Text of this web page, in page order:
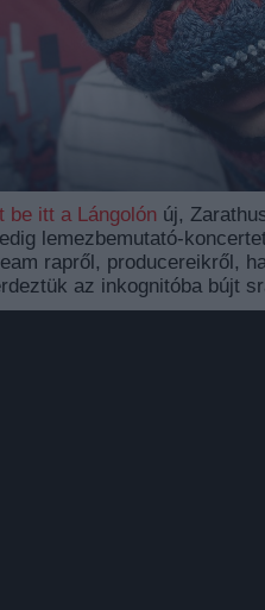
be itt a Lángolón új,
lemezbemutató-
rapről, producereikről,
az inkognitóba bújt